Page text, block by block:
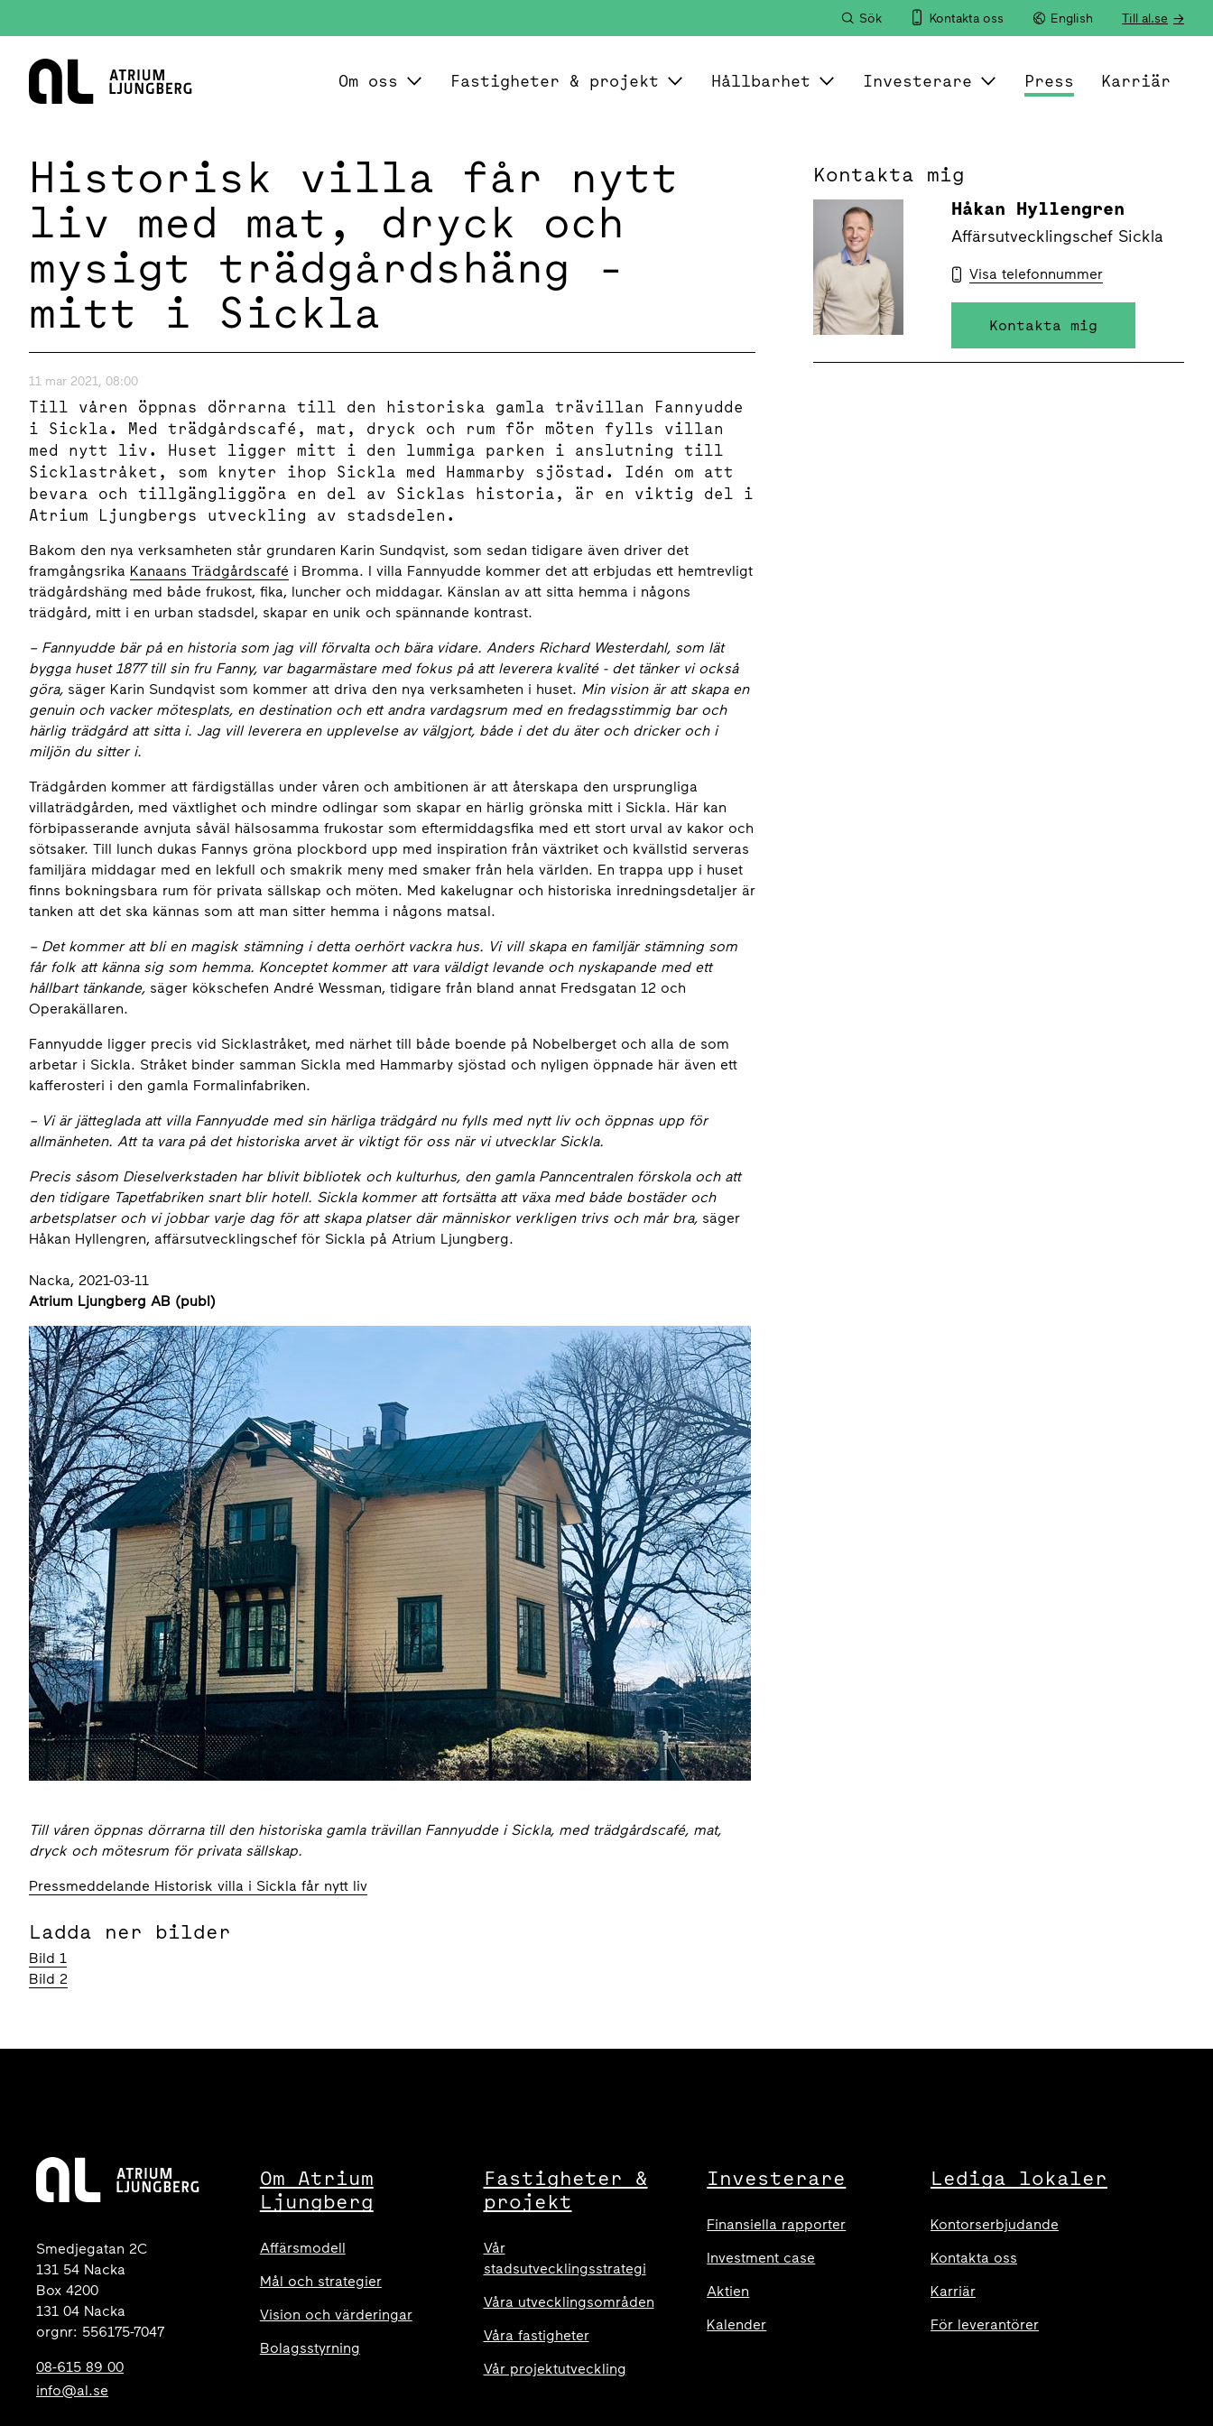
Sök Kontakta oss English Till al.se
Hem
Om oss Fastigheter & projekt Hållbarhet Investerare Press Karriär
Historisk villa får nytt
liv med mat, dryck och
mysigt trädgårdshäng -
mitt i Sickla
11 mar 2021, 08:00
Till våren öppnas dörrarna till den historiska gamla trävillan Fannyudde
i Sickla. Med trädgårdscafé, mat, dryck och rum för möten fylls villan
med nytt liv. Huset ligger mitt i den lummiga parken i anslutning till
Sicklastråket, som knyter ihop Sickla med Hammarby sjöstad. Idén om att
bevara och tillgängliggöra en del av Sicklas historia, är en viktig del i
Atrium Ljungbergs utveckling av stadsdelen.
Bakom den nya verksamheten står grundaren Karin Sundqvist, som sedan tidigare även driver det
framgångsrika Kanaans Trädgårdscafé i Bromma. I villa Fannyudde kommer det att erbjudas ett hemtrevligt
trädgårdshäng med både frukost, fika, luncher och middagar. Känslan av att sitta hemma i någons
trädgård, mitt i en urban stadsdel, skapar en unik och spännande kontrast.
– Fannyudde bär på en historia som jag vill förvalta och bära vidare. Anders Richard Westerdahl, som lät
bygga huset 1877 till sin fru Fanny, var bagarmästare med fokus på att leverera kvalité - det tänker vi också
göra, säger Karin Sundqvist som kommer att driva den nya verksamheten i huset. Min vision är att skapa en
genuin och vacker mötesplats, en destination och ett andra vardagsrum med en fredagsstimmig bar och
härlig trädgård att sitta i. Jag vill leverera en upplevelse av välgjort, både i det du äter och dricker och i
miljön du sitter i.
Trädgården kommer att färdigställas under våren och ambitionen är att återskapa den ursprungliga
villaträdgården, med växtlighet och mindre odlingar som skapar en härlig grönska mitt i Sickla. Här kan
förbipasserande avnjuta såväl hälsosamma frukostar som eftermiddagsfika med ett stort urval av kakor och
sötsaker. Till lunch dukas Fannys gröna plockbord upp med inspiration från växtriket och kvällstid serveras
familjära middagar med en lekfull och smakrik meny med smaker från hela världen. En trappa upp i huset
finns bokningsbara rum för privata sällskap och möten. Med kakelugnar och historiska inredningsdetaljer är
tanken att det ska kännas som att man sitter hemma i någons matsal.
– Det kommer att bli en magisk stämning i detta oerhört vackra hus. Vi vill skapa en familjär stämning som
får folk att känna sig som hemma. Konceptet kommer att vara väldigt levande och nyskapande med ett
hållbart tänkande, säger kökschefen André Wessman, tidigare från bland annat Fredsgatan 12 och
Operakällaren.
Fannyudde ligger precis vid Sicklastråket, med närhet till både boende på Nobelberget och alla de som
arbetar i Sickla. Stråket binder samman Sickla med Hammarby sjöstad och nyligen öppnade här även ett
kafferosteri i den gamla Formalinfabriken.
– Vi är jätteglada att villa Fannyudde med sin härliga trädgård nu fylls med nytt liv och öppnas upp för
allmänheten. Att ta vara på det historiska arvet är viktigt för oss när vi utvecklar Sickla.
Precis såsom Dieselverkstaden har blivit bibliotek och kulturhus, den gamla Panncentralen förskola och att
den tidigare Tapetfabriken snart blir hotell. Sickla kommer att fortsätta att växa med både bostäder och
arbetsplatser och vi jobbar varje dag för att skapa platser där människor verkligen trivs och mår bra, säger
Håkan Hyllengren, affärsutvecklingschef för Sickla på Atrium Ljungberg.
Nacka, 2021-03-11
Atrium Ljungberg AB (publ)
Till våren öppnas dörrarna till den historiska gamla trävillan Fannyudde i Sickla, med trädgårdscafé, mat,
dryck och mötesrum för privata sällskap.
Pressmeddelande Historisk villa i Sickla får nytt liv
Ladda ner bilder
Bild 1
Bild 2
Kontakta mig
Håkan Hyllengren
Affärsutvecklingschef Sickla
Visa telefonnummer
Kontakta mig
Smedjegatan 2C
131 54 Nacka
Box 4200
131 04 Nacka
orgnr: 556175-7047
08-615 89 00
info@al.se
Om Atrium
Ljungberg
Affärsmodell
Mål och strategier
Vision och värderingar
Bolagsstyrning
Fastigheter &
projekt
Vår
stadsutvecklingsstrategi
Våra utvecklingsområden
Våra fastigheter
Vår projektutveckling
Investerare
Finansiella rapporter
Investment case
Aktien
Kalender
Lediga lokaler
Kontorserbjudande
Kontakta oss
Karriär
För leverantörer